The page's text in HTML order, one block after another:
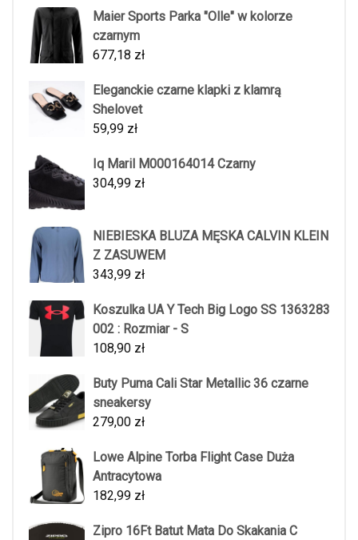
Maier Sports Parka "Olle" w kolorze
czarnym
677,18 zł
Eleganckie czarne klapki z klamrą
Shelovet
59,99 zł
Iq Maril M000164014 Czarny
304,99 zł
NIEBIESKA BLUZA MĘSKA CALVIN KLEIN
Z ZASUWEM
343,99 zł
Koszulka UA Y Tech Big Logo SS 1363283
002 : Rozmiar - S
108,90 zł
Buty Puma Cali Star Metallic 36 czarne
sneakersy
279,00 zł
Lowe Alpine Torba Flight Case Duża
Antracytowa
182,99 zł
Zipro 16Ft Batut Mata Do Skakania C